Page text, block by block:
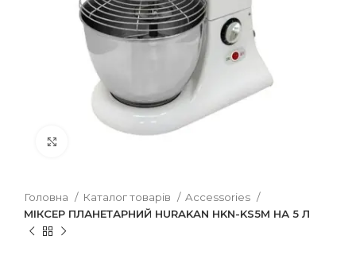
Головна Каталог товарів
Accessories
МІКСЕР ПЛАНЕТАРНИЙ HURAKAN HKN-KS5M НА 5 Л